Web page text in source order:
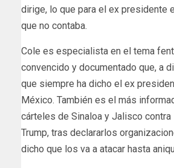
dirige, lo que para el ex presidente
que no contaba.
Cole es especialista en el tema
convencido y documentado que, a
que siempre ha dicho el ex
México. También es el más
cárteles de Sinaloa y Jalisco
Trump, tras declararlos
dicho que los va a atacar hasta